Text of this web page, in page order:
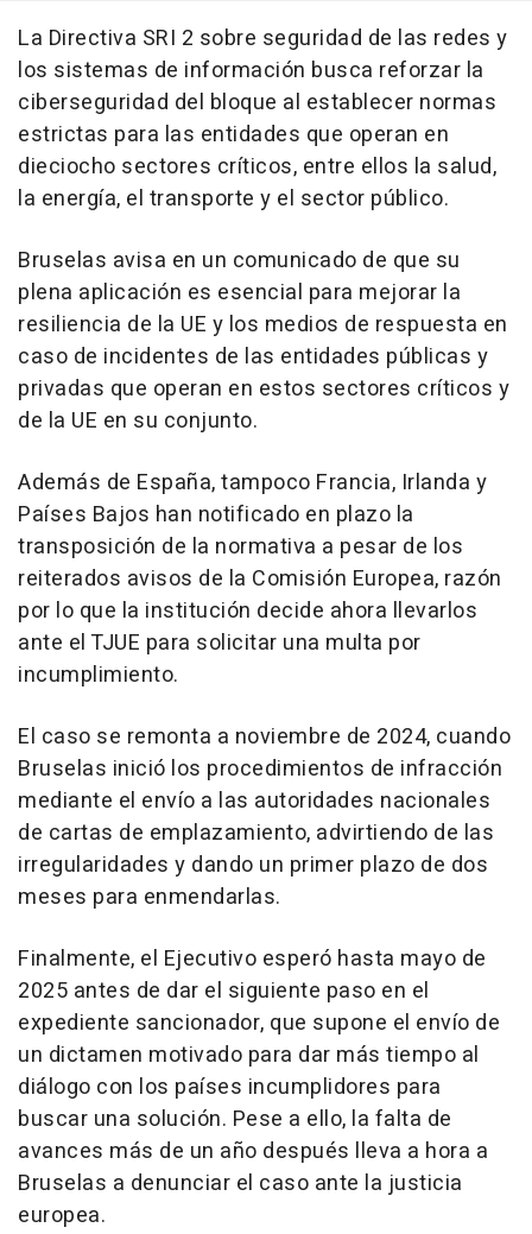
La Directiva SRI 2 sobre seguridad de las redes y
los sistemas de información busca reforzar la
ciberseguridad del bloque al establecer normas
estrictas para las entidades que operan en
dieciocho sectores críticos, entre ellos la salud,
la energía, el transporte y el sector público.
Bruselas avisa en un comunicado de que su
plena aplicación es esencial para mejorar la
resiliencia de la UE y los medios de respuesta en
caso de incidentes de las entidades públicas y
privadas que operan en estos sectores críticos y
de la UE en su conjunto.
Además de España, tampoco Francia, Irlanda y
Países Bajos han notificado en plazo la
transposición de la normativa a pesar de los
reiterados avisos de la Comisión Europea, razón
por lo que la institución decide ahora llevarlos
ante el TJUE para solicitar una multa por
incumplimiento.
El caso se remonta a noviembre de 2024, cuando
Bruselas inició los procedimientos de infracción
mediante el envío a las autoridades nacionales
de cartas de emplazamiento, advirtiendo de las
irregularidades y dando un primer plazo de dos
meses para enmendarlas.
Finalmente, el Ejecutivo esperó hasta mayo de
2025 antes de dar el siguiente paso en el
expediente sancionador, que supone el envío de
un dictamen motivado para dar más tiempo al
diálogo con los países incumplidores para
buscar una solución. Pese a ello, la falta de
avances más de un año después lleva a hora a
Bruselas a denunciar el caso ante la justicia
europea.